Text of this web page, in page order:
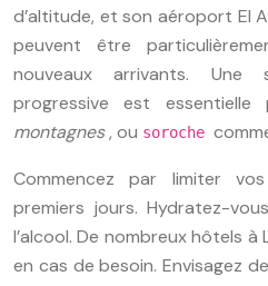
d’altitude, et son aéroport El
peuvent être
nouveaux arrivants. Une
progressive est
montagnes, ou soroche
Commencez par limiter
premiers jours. Hydratez-
l’alcool. De nombreux hôtels à
en cas de besoin. Envisagez